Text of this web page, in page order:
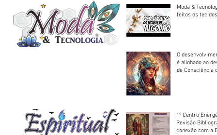
Moda &
feitos os
O
é alinhado ao
de Consciência
1º Centro
Revisão
conexão com a